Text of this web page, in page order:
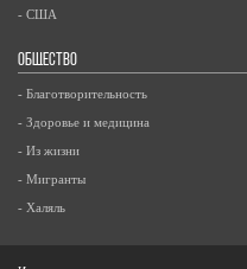
- США
ОБЩЕСТВО
- Благотворительность
- Здоровье и медицина
- Из жизни
- Мигранты
- Халяль